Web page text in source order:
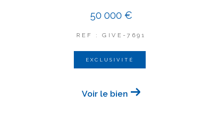
50 000 €
REF : GIVE-7691
EXCLUSIVITÉ
Voir le bien